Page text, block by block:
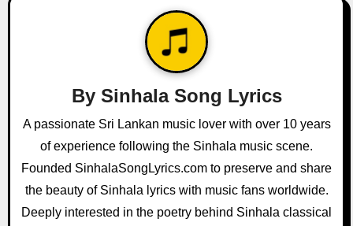
g
t
i
By Sinhala Song Lyrics
A passionate Sri Lankan music lover with over 10 years
of experience following the Sinhala music scene.
Founded SinhalaSongLyrics.com to preserve and share
the beauty of Sinhala lyrics with music fans worldwide.
Deeply interested in the poetry behind Sinhala classical